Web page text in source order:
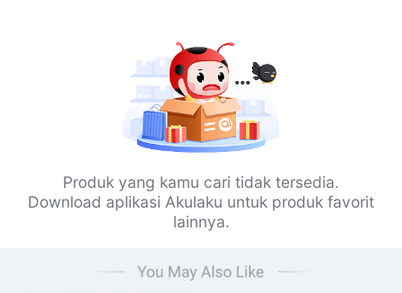
Produk yang kamu cari tidak tersedia.
Download aplikasi Akulaku untuk produk favorit
lainnya.